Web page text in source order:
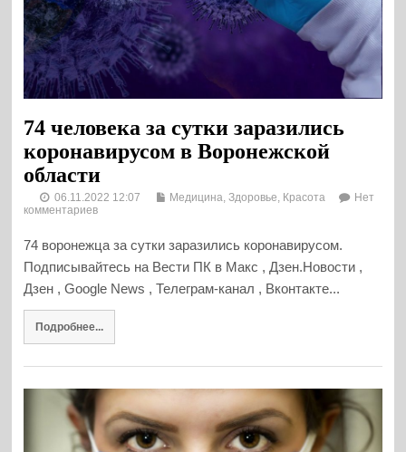
74 человека за сутки заразились
коронавирусом в Воронежской
области
06.11.2022 12:07 Медицина, Здоровье, Красота
Нет
комментариев
74 воронежца за сутки заразились коронавирусом.
Подписывайтесь на Вести ПК в Макс , Дзен.Новости ,
Дзен , Google News , Телеграм-канал , Вконтакте...
Подробнее...